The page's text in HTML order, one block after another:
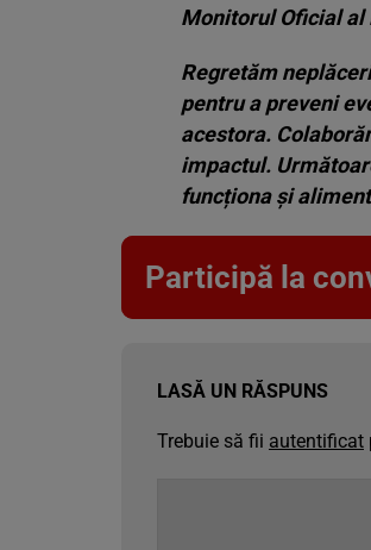
Monitorul Oficial al
Regretăm
pentru a preveni
acestora.
impactul.
funcționa și
Participă la
LASĂ UN RĂSPUNS
Trebuie să fii autentificat